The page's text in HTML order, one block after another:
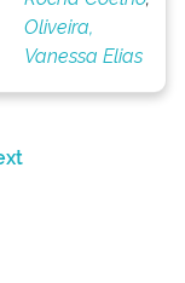
Oliveira,
Vanessa Elias